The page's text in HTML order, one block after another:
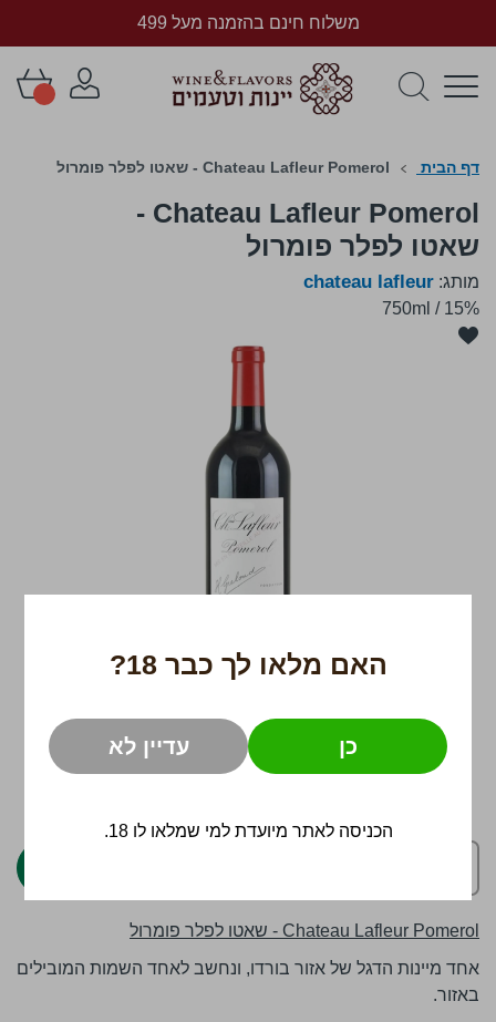
האם מלאו לך כבר 18?
כן עדיין לא
הכניסה לאתר מיועדת למי שמלאו לו 18.
משלוח חינם בהזמנה מעל 499
דף הבית Chateau Lafleur Pomerol - שאטו לפלר פומרול
Chateau Lafleur Pomerol -
שאטו לפלר פומרול
מותג: chateau lafleur
750ml / 15%
לדלג
לסוף
לדלג
גלריית
Chateau Lafleur Pomerol - שאטו לפלר פומרול
אחד מיינות הדגל של אזור בורדו, ונחשב לאחד השמות המובילים
באזור.